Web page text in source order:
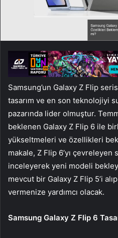
Samsung’un Galaxy Z Flip
tasarım ve en son teknolojiyi
pazarında lider olmuştur.
beklenen Galaxy Z Flip 6 ile
yükseltmeleri ve özellikleri
makale, Z Flip 6’yı çevreleyen
inceleyerek yeni modeli
mevcut bir Galaxy Z Flip 5’i
vermenize yardımcı olacak.
Samsung Galaxy Z Flip 6